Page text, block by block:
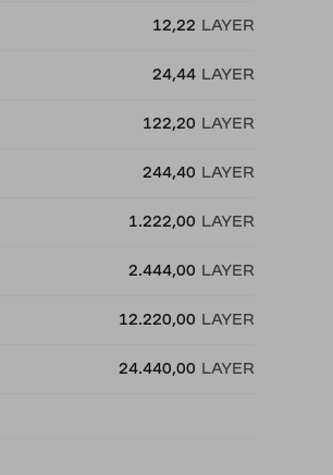
12,22 LAYER
24,44 LAYER
122,20 LAYER
244,40 LAYER
1.222,00 LAYER
2.444,00 LAYER
12.220,00 LAYER
24.440,00 LAYER